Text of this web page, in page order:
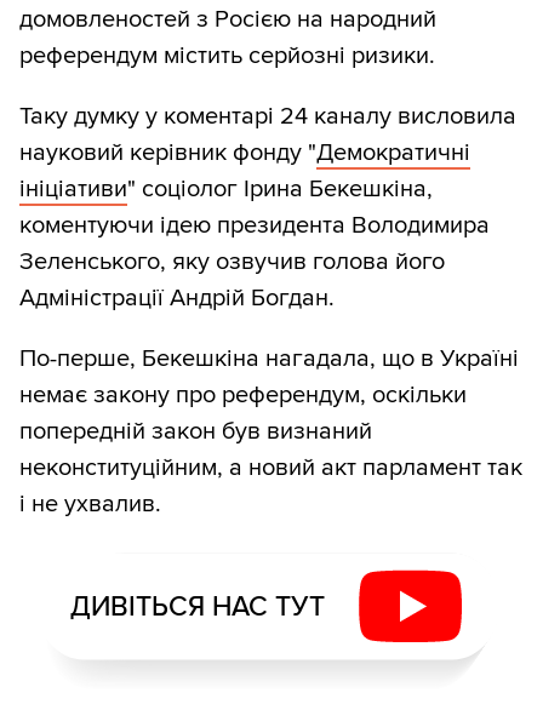
домовленостей з Росією на народний
референдум містить серйозні ризики.
Таку думку у коментарі 24 каналу висловила
науковий керівник фонду "Демократичні
ініціативи" соціолог Ірина Бекешкіна,
коментуючи ідею президента Володимира
Зеленського, яку озвучив голова його
Адміністрації Андрій Богдан.
По-перше, Бекешкіна нагадала, що в Україні
немає закону про референдум, оскільки
попередній закон був визнаний
неконституційним, а новий акт парламент так
і не ухвалив.
ДИВІТЬСЯ НАС ТУТ